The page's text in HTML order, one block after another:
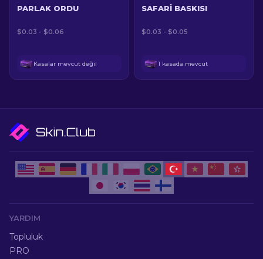
PARLAK ORDU
$0.03 - $0.06
Kasalar mevcut değil
SAFARI BASKISI
$0.03 - $0.05
1 kasada mevcut
YARDIM
Topluluk
PRO